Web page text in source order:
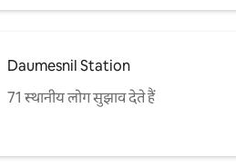
Daumesnil Station
71 स्थानीय लोग सुझाव देते हैं